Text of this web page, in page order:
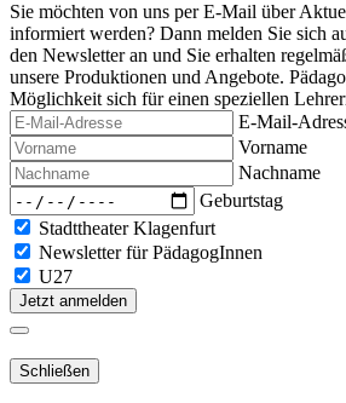
Sie möchten von uns per E-Mail über
informiert werden? Dann melden Sie sich
den Newsletter an und Sie erhalten
unsere Produktionen und Angebote.
Möglichkeit sich für einen speziellen
E-Mail-
Vorname
Nachname
Geburtstag
Stadttheater Klagenfurt
Newsletter für PädagogInnen
U27
Jetzt anmelden
Schließen